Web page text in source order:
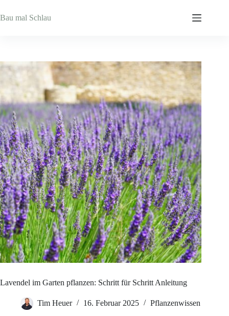
Inhalt
springen
Bau mal Schlau
Lavendel im Garten pflanzen: Schritt für Schritt Anleitung
Tim Heuer 16. Februar 2025 Pflanzenwissen